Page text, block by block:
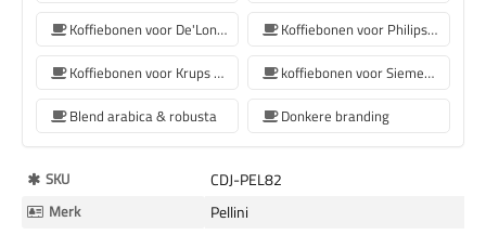
Koffiebonen voor De'Longhi koffiemachine
Koffiebonen voor Philips koffiemachine
Koffiebonen voor Krups koffiemachine
koffiebonen voor Siemens koffiemachine
Blend arabica & robusta
Donkere branding
Meer
Informatie
SKU CDJ-PEL82
Merk Pellini